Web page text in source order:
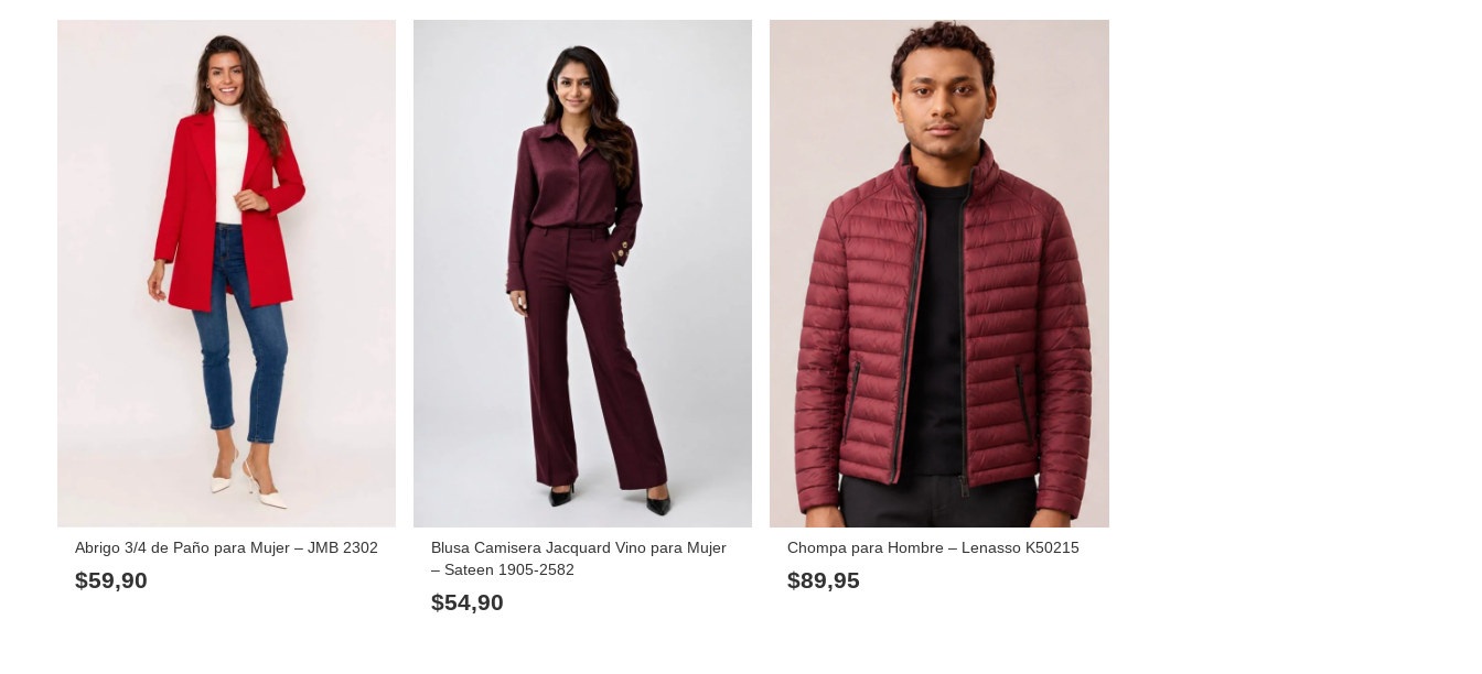
Abrigo 3/4 de Paño para Mujer – JMB 2302
$59,90
Blusa Camisera Jacquard Vino para Mujer
– Sateen 1905-2582
$54,90
Chompa para Hombre – Lenasso K50215
$89,95